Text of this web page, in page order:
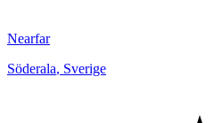
Nearfar
Söderala, Sverige